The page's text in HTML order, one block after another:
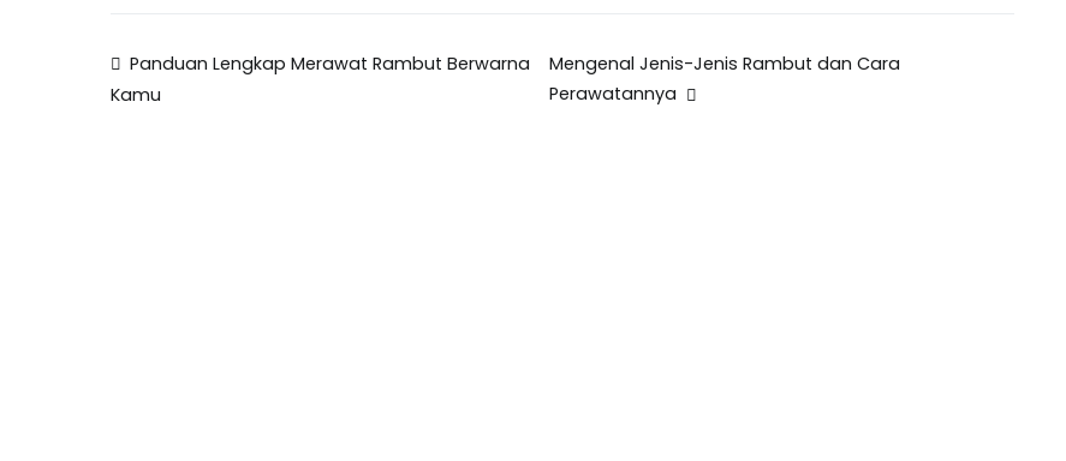
Panduan Lengkap Merawat Rambut Berwarna
Kamu
Mengenal Jenis-Jenis Rambut dan Cara
Perawatannya